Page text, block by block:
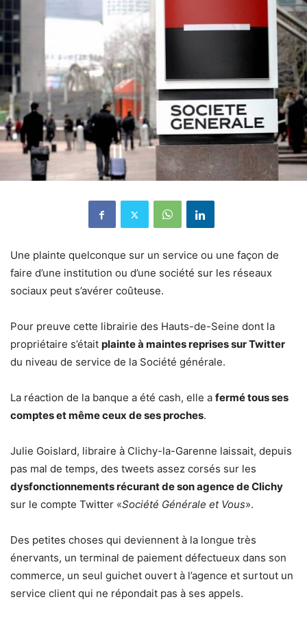
Une plainte quelconque sur un service ou une façon de
faire d’une institution ou d’une société sur les réseaux
sociaux peut s’avérer coûteuse.
Pour preuve cette librairie des Hauts-de-Seine dont la
propriétaire s’était plainte à maintes reprises sur Twitter
du niveau de service de la Société générale.
La réaction de la banque a été cash, elle a fermé tous ses
comptes et même ceux de ses proches.
Julie Goislard, libraire à Clichy-la-Garenne laissait, depuis
pas mal de temps, des tweets assez corsés sur les
dysfonctionnements récurant de son agence de Clichy
sur le compte Twitter «Société Générale et Vous».
Des petites choses qui deviennent à la longue très
énervants, un terminal de paiement défectueux dans son
commerce, un seul guichet ouvert à l’agence et surtout un
service client qui ne répondait pas à ses appels.